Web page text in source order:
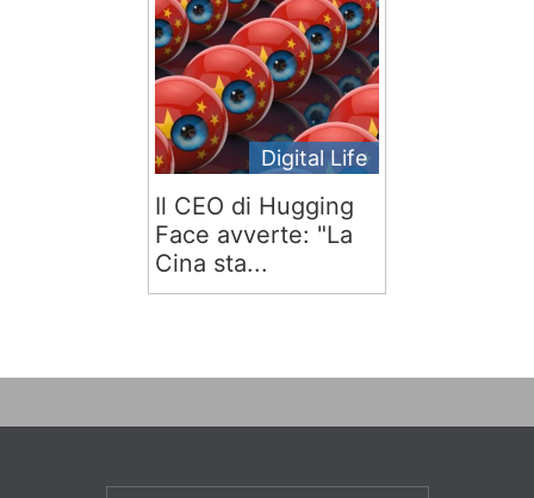
Digital Life
Il CEO di Hugging
Face avverte: "La
Cina sta...